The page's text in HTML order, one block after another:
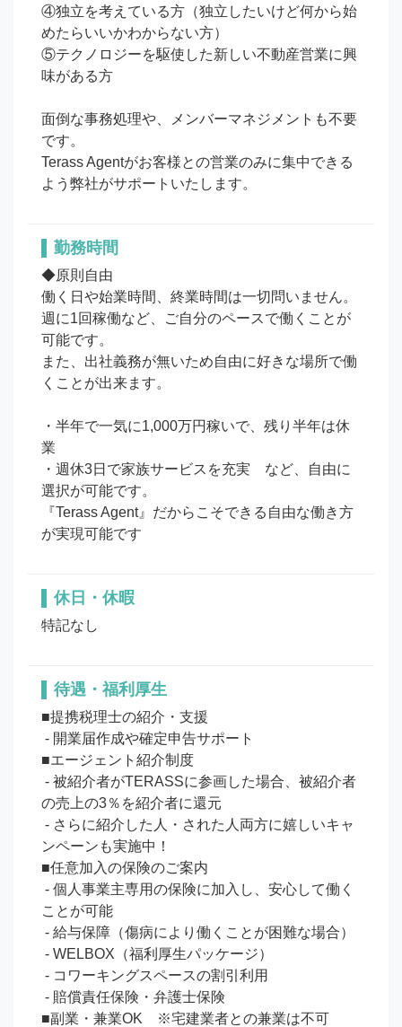
④独立を考えている方（独立したいけど何から始
めたらいいかわからない方）
⑤テクノロジーを駆使した新しい不動産営業に興
味がある方
面倒な事務処理や、メンバーマネジメントも不要
です。
Terass Agentがお客様との営業のみに集中できる
よう弊社がサポートいたします。
勤務時間
◆原則自由
働く日や始業時間、終業時間は一切問いません。
週に1回稼働など、ご自分のペースで働くことが
可能です。
また、出社義務が無いため自由に好きな場所で働
くことが出来ます。
・半年で一気に1,000万円稼いで、残り半年は休
業
・週休3日で家族サービスを充実　など、自由に
選択が可能です。
『Terass Agent』だからこそできる自由な働き方
が実現可能です
休日・休暇
待遇・福利厚生
■提携税理士の紹介・支援
■エージェント紹介制度
の売上の3％を紹介者に還元
ンペーンも実施中！
■任意加入の保険のご案内
ことが可能
■副業・兼業OK　※宅建業者との兼業は不可